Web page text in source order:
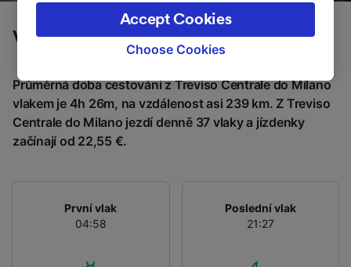
Vlaky z Treviso Centrale do Milano
Průměrná doba cestování z Treviso Centrale do Milano
vlakem je 4h 26m, na vzdálenost asi 239 km. Z Treviso
Centrale do Milano jezdí denně 37 vlaky a jízdenky
začínají od 22,55 €.
První vlak
04:58
Poslední vlak
21:27
the privacy policy page. These choices will be
signaled to our partners and will not affect
browsing data. Your data will not be used for
track you.
We and our partners process data to provide:
Use precise geolocation data. Actively scan
device characteristics for identification. Store
Personalised advertising and content,
audience research and services development.
Choose Cookies
Accept Cookies